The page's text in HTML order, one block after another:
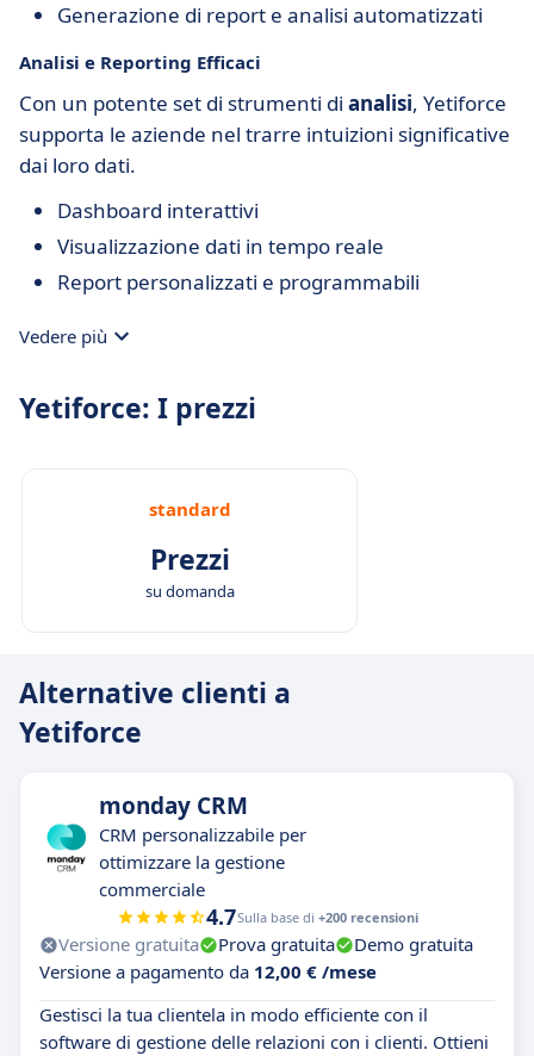
Generazione di report e analisi automatizzati
Analisi e Reporting Efficaci
Con un potente set di strumenti di analisi, Yetiforce
supporta le aziende nel trarre intuizioni significative
dai loro dati.
Dashboard interattivi
Visualizzazione dati in tempo reale
Report personalizzati e programmabili
Vedere più
Yetiforce: I prezzi
standard
Prezzi
su domanda
Alternative clienti a
Yetiforce
monday CRM
CRM personalizzabile per
ottimizzare la gestione
commerciale
4.7Sulla base di +200 recensioni
Versione gratuita Prova gratuita
Demo gratuita
Versione a pagamento da 12,00 € /mese
Gestisci la tua clientela in modo efficiente con il
software di gestione delle relazioni con i clienti. Ottieni